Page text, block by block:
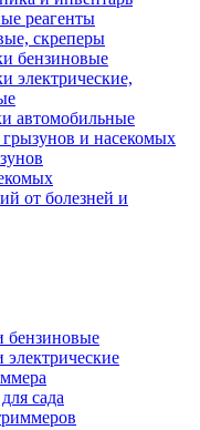
реагенты
скреперы
бензиновые
электрические,
автомобильные
и насекомых
от болезней и
бензиновые
электрические
сада